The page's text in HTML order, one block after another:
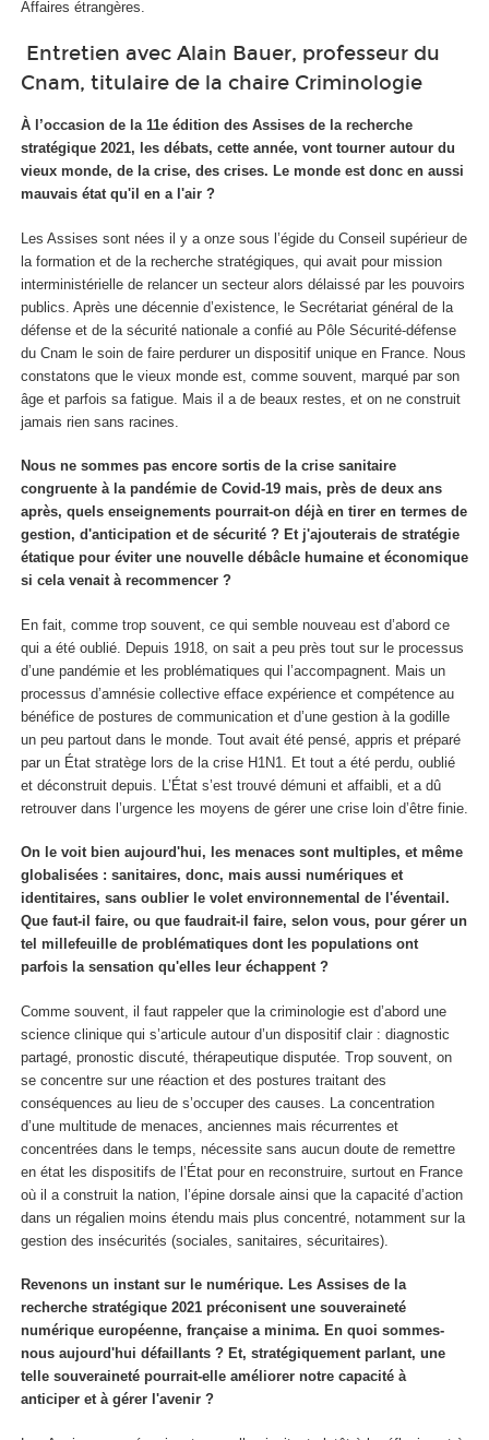
Affaires étrangères.
Entretien avec Alain Bauer, professeur du
Cnam, titulaire de la chaire Criminologie
À l’occasion de la 11e édition des Assises de la recherche
stratégique 2021, les débats, cette année, vont tourner autour du
vieux monde, de la crise, des crises. Le monde est donc en aussi
mauvais état qu'il en a l'air ?
Les Assises sont nées il y a onze sous l’égide du Conseil supérieur de
la formation et de la recherche stratégiques, qui avait pour mission
interministérielle de relancer un secteur alors délaissé par les pouvoirs
publics. Après une décennie d’existence, le Secrétariat général de la
défense et de la sécurité nationale a confié au Pôle Sécurité-défense
du Cnam le soin de faire perdurer un dispositif unique en France. Nous
constatons que le vieux monde est, comme souvent, marqué par son
âge et parfois sa fatigue. Mais il a de beaux restes, et on ne construit
jamais rien sans racines.
Nous ne sommes pas encore sortis de la crise sanitaire
congruente à la pandémie de Covid-19 mais, près de deux ans
après, quels enseignements pourrait-on déjà en tirer en termes de
gestion, d'anticipation et de sécurité ? Et j'ajouterais de stratégie
étatique pour éviter une nouvelle débâcle humaine et économique
si cela venait à recommencer ?
En fait, comme trop souvent, ce qui semble nouveau est d’abord ce
qui a été oublié. Depuis 1918, on sait a peu près tout sur le processus
d’une pandémie et les problématiques qui l’accompagnent. Mais un
processus d’amnésie collective efface expérience et compétence au
bénéfice de postures de communication et d’une gestion à la godille
un peu partout dans le monde. Tout avait été pensé, appris et préparé
par un État stratège lors de la crise H1N1. Et tout a été perdu, oublié
et déconstruit depuis. L’État s’est trouvé démuni et affaibli, et a dû
retrouver dans l’urgence les moyens de gérer une crise loin d’être finie.
On le voit bien aujourd'hui, les menaces sont multiples, et même
globalisées : sanitaires, donc, mais aussi numériques et
identitaires, sans oublier le volet environnemental de l'éventail.
Que faut-il faire, ou que faudrait-il faire, selon vous, pour gérer un
tel millefeuille de problématiques dont les populations ont
parfois la sensation qu'elles leur échappent ?
Comme souvent, il faut rappeler que la criminologie est d’abord une
science clinique qui s’articule autour d’un dispositif clair : diagnostic
partagé, pronostic discuté, thérapeutique disputée. Trop souvent, on
se concentre sur une réaction et des postures traitant des
conséquences au lieu de s’occuper des causes. La concentration
d’une multitude de menaces, anciennes mais récurrentes et
concentrées dans le temps, nécessite sans aucun doute de remettre
en état les dispositifs de l’État pour en reconstruire, surtout en France
où il a construit la nation, l’épine dorsale ainsi que la capacité d’action
dans un régalien moins étendu mais plus concentré, notamment sur la
gestion des insécurités (sociales, sanitaires, sécuritaires).
Revenons un instant sur le numérique. Les Assises de la
recherche stratégique 2021 préconisent une souveraineté
numérique européenne, française a minima. En quoi sommes-
nous aujourd'hui défaillants ? Et, stratégiquement parlant, une
telle souveraineté pourrait-elle améliorer notre capacité à
anticiper et à gérer l'avenir ?